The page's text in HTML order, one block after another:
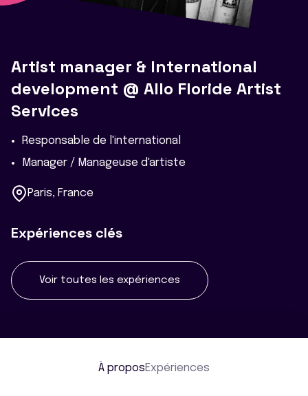
Artist manager & International
development @ Allo Floride Artist
Services
Responsable de l'international
Manager / Manageuse d'artiste
Paris, France
Expériences clés
Voir toutes les expériences
À proposExpériences